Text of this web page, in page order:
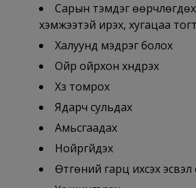
Сарын тэмдэг
хэмжээтэй ирэх, хугацаа
Халуунд мэдрэг болох
Ойр ойрхон хүндрэх
Хүзүү томрох
Ядарч сульдах
Амьсгаадах
Нойргүйдэх
Өтгөний гарц ихсэх эсвэл